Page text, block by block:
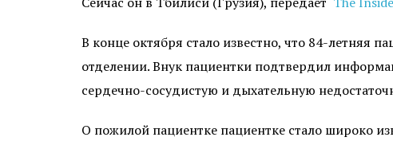
В конце октября стало известно, что 84-летняя
отделении. Внук пациентки подтвердил
сердечно-сосудистую и дыхательную
О пожилой пациентке пациентке стало широко